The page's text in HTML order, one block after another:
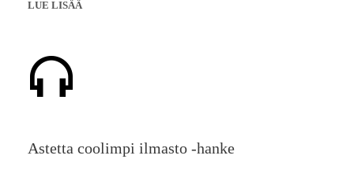
LUE LISÄÄ
Astetta coolimpi ilmasto -hanke